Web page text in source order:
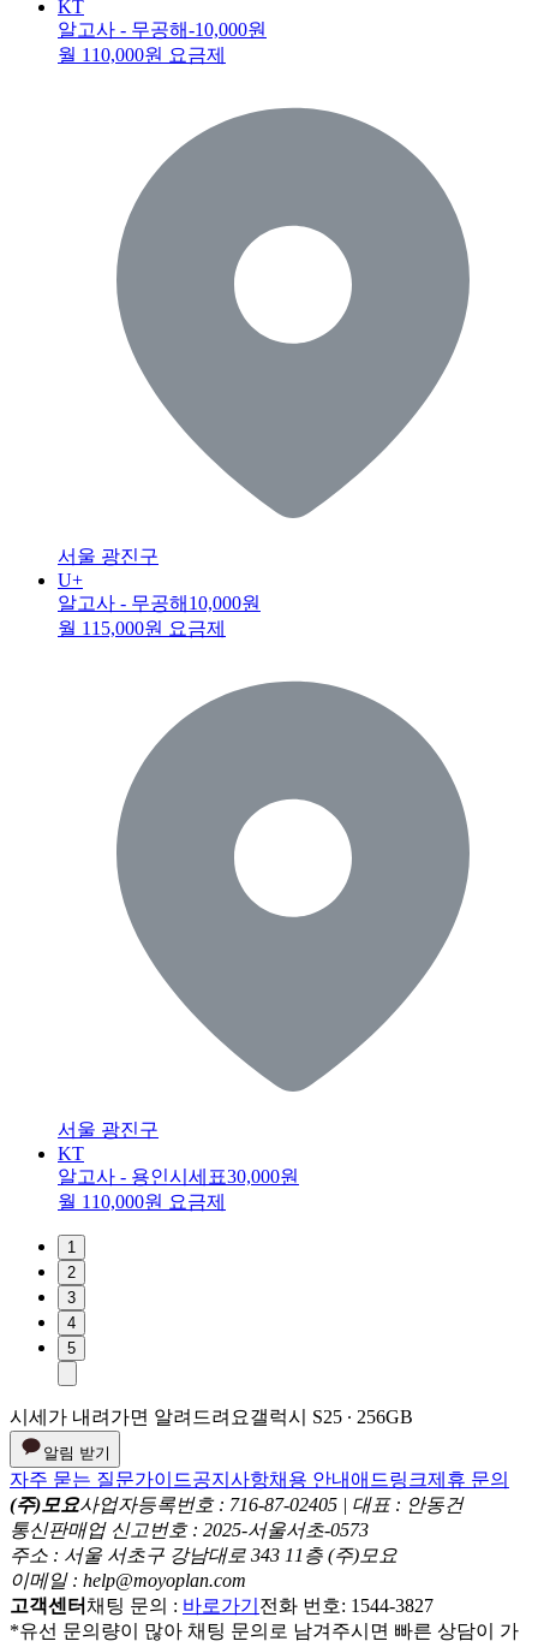
KT
알고사 - 무공해-10,000원
월 110,000원 요금제
서울 광진구
U+
알고사 - 무공해 10,000원
월 115,000원 요금제
서울 광진구
KT
알고사 - 용인시세표30,000원
월 110,000원 요금제
1
2
3
4
5
시세가 내려가면 알려드려요갤럭시 S25 ∙ 256GB
알림 받기
자주 묻는 질문가이드공지사항채용 안내 애드링크제휴 문의
(주)모요사업자등록번호 : 716-87-02405 | 대표 : 안동건
통신판매업 신고번호 : 2025-서울서초-0573
주소 : 서울 서초구 강남대로 343 11층 (주)모요
이메일 : help@moyoplan.com
고객센터 채팅 문의 : 바로가기 전화 번호: 1544-3827
*유선 문의량이 많아 채팅 문의로 남겨주시면 빠른 상담이 가